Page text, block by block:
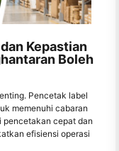
Kepastian
Boleh
Pencetak label
memenuhi cabaran
pencetakan cepat dan
efisiensi operasi